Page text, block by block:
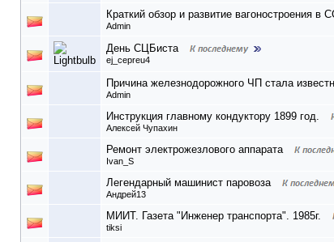
Краткий обзор и развитие вагоностроения в
Admin
День СЦБиста
ej_cepreu4
Причина железнодорожного ЧП стала
Admin
Инструкция главному кондуктору 1899 год.
Алексей Чупахин
Ремонт электрожезлового аппарата
Ivan_S
Легендарный машинист паровоза
Андрей13
МИИТ. Газета "Инженер транспорта". 1985г.
tiksi